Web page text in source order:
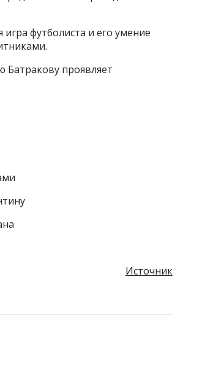
футболиста и его умение
Батракову проявляет
Источник